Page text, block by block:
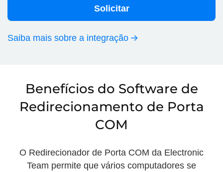
Solicitar
Saiba mais sobre a integração
Benefícios do Software de
Redirecionamento de Porta
COM
O Redirecionador de Porta COM da Electronic
Team permite que vários computadores se